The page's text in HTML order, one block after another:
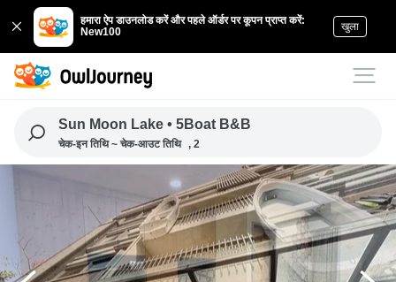
हमारा ऐप डाउनलोड करें और पहले ऑर्डर पर कूपन प्राप्त करें:
New100
खुला
Sun Moon Lake • 5Boat B&B
चेक-इन तिथि ~ चेक-आउट तिथि , 2